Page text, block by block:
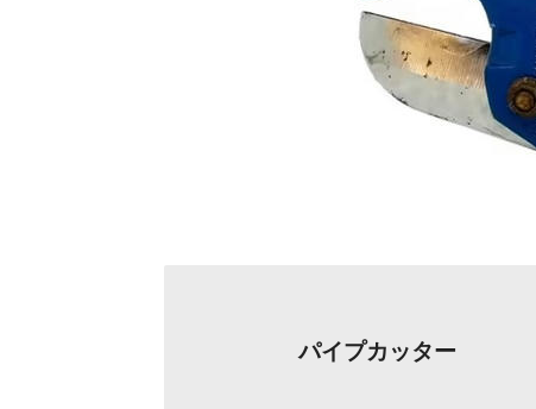
パイプカッター